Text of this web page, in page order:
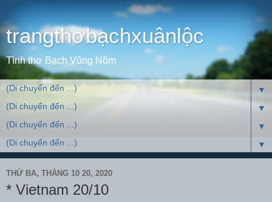
trangthơbạchxuânlộc
Tình thơ Bạch Vũng Nồm
▼
▼
▼
▼
THỨ BA, THÁNG 10 20, 2020
* Vietnam 20/10